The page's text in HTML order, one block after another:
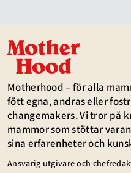
Motherhood – för alla
fött egna, andras eller
changemakers. Vi tror på
mammor som stöttar
sina erfarenheter och
Ansvarig utgivare och